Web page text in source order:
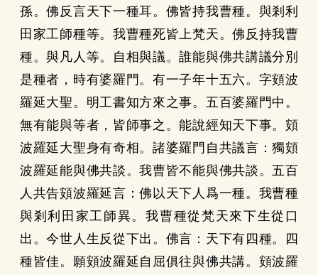
孫。佛反言天下一種耳。佛皆持我曹種。與剎利
田家工師種等。我曹種死皆上梵天。佛反持我曹
種。與凡人等。自相與議。誰能與佛共講議分別
是種者，時有婆羅門。有一子年十五六。字頞波
羅延大聖。明工書知方來之事。五百婆羅門中。
無有能與等者，皆師事之。能說經知天下事。頞
波羅延大聖身有奇相。諸婆羅門自共議言：獨頞
波羅延能與佛共談。我曹皆不能與佛共談。五百
人共告頞波羅延言：佛以天下人爲一種。我曹種
與剎利田家工師異。我曹種從梵天來下生從口
出。今世人生反從下出。佛言：天下有四種。四
種皆佳。願頞波羅延自屈俱往與佛共講。頞波羅